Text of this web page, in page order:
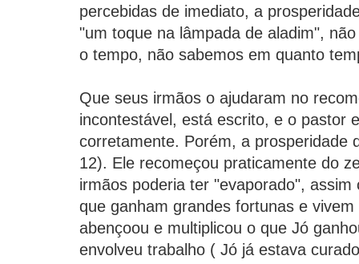
percebidas de imediato, a
"um toque na lâmpada de aladim",
o tempo, não sabemos em quanto
Que seus irmãos o ajudaram no
incontestável, está escrito, e o pastor
corretamente. Porém, a prosperidade
12). Ele recomeçou praticamente do
irmãos poderia ter "evaporado",
que ganham grandes fortunas e
abençoou e multiplicou o que Jó
envolveu trabalho ( Jó já estava